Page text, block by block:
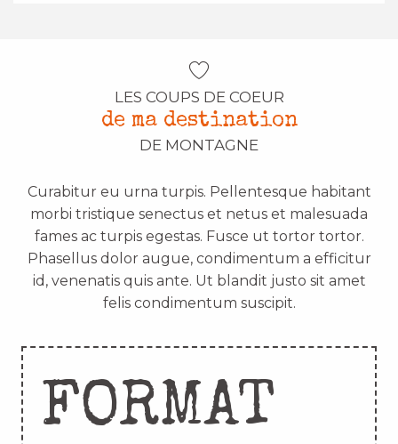
LES COUPS DE COEUR
de ma destination
DE MONTAGNE
Curabitur eu urna turpis. Pellentesque habitant
morbi tristique senectus et netus et malesuada
fames ac turpis egestas. Fusce ut tortor tortor.
Phasellus dolor augue, condimentum a efficitur
id, venenatis quis ante. Ut blandit justo sit amet
felis condimentum suscipit.
FORMAT